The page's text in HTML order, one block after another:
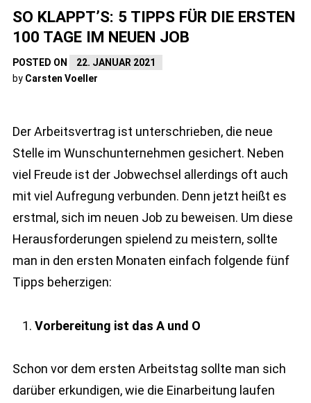
SO KLAPPT’S: 5 TIPPS FÜR DIE ERSTEN
100 TAGE IM NEUEN JOB
POSTED ON
22. JANUAR 2021
by Carsten Voeller
Der Arbeitsvertrag ist unterschrieben, die neue
Stelle im Wunschunternehmen gesichert. Neben
viel Freude ist der Jobwechsel allerdings oft auch
mit viel Aufregung verbunden. Denn jetzt heißt es
erstmal, sich im neuen Job zu beweisen. Um diese
Herausforderungen spielend zu meistern, sollte
man in den ersten Monaten einfach folgende fünf
Tipps beherzigen:
Vorbereitung ist das A und O
Schon vor dem ersten Arbeitstag sollte man sich
darüber erkundigen, wie die Einarbeitung laufen